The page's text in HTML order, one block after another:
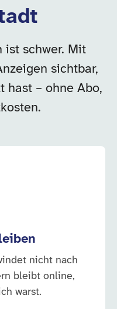
ist schwer. Mit
sichtbar,
hast – ohne Abo,
nicht nach
bleibt online,
warst.